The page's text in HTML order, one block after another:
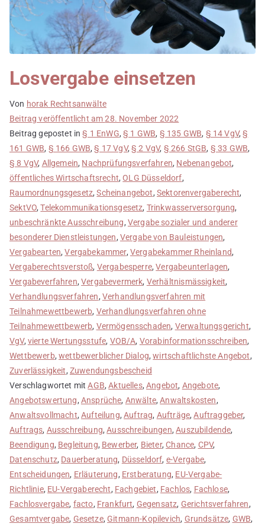
Losvergabe einsetzen
Von horak Rechtsanwälte
Beitrag veröffentlicht am28. November 2022
Beitrag gepostet in§ 1 EnWG,§ 1 GWB, § 135 GWB, § 14 VgV,§
161 GWB, § 166 GWB,§ 17 VgV,§ 2 VgV, § 266 StGB, § 33 GWB,
§ 8 VgV, Allgemein, Nachprüfungsverfahren, Nebenangebot,
öffentliches Wirtschaftsrecht,OLG Düsseldorf,
Raumordnungsgesetz,Scheinangebot, Sektorenvergaberecht,
SektVO,Telekommunikationsgesetz, Trinkwasserversorgung,
unbeschränkte Ausschreibung, Vergabe sozialer und anderer
besonderer Dienstleistungen, Vergabe von Bauleistungen,
Vergabearten,Vergabekammer, Vergabekammer Rheinland,
Vergaberechtsverstoß, Vergabesperre,Vergabeunterlagen,
Vergabeverfahren,Vergabevermerk, Verhältnismässigkeit,
Verhandlungsverfahren, Verhandlungsverfahren mit
Teilnahmewettbewerb, Verhandlungsverfahren ohne
Teilnahmewettbewerb, Vermögensschaden, Verwaltungsgericht,
VgV, vierte Wertungsstufe, VOB/A, Vorabinformationsschreiben,
Wettbewerb,wettbewerblicher Dialog,wirtschaftlichste Angebot,
Zuverlässigkeit, Zuwendungsbescheid
Verschlagwortet mitAGB,Aktuelles,Angebot, Angebote,
Angebotswertung, Ansprüche, Anwälte,Anwaltskosten,
Anwaltsvollmacht,Aufteilung,Auftrag, Aufträge,Auftraggeber,
Auftrags, Ausschreibung,Ausschreibungen,Auszubildende,
Beendigung, Begleitung, Bewerber, Bieter,Chance, CPV,
Datenschutz, Dauerberatung, Düsseldorf, e-Vergabe,
Entscheidungen, Erläuterung, Erstberatung, EU-Vergabe-
Richtlinie, EU-Vergaberecht, Fachgebiet, Fachlos, Fachlose,
Fachlosvergabe, facto, Frankfurt, Gegensatz, Gerichtsverfahren,
Gesamtvergabe, Gesetze, Gitmann-Kopilevich, Grundsätze, GWB,